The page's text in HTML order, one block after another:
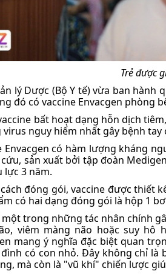
Trẻ được
lý Dược (Bộ Y tế) vừa ban
đó có vaccine Envacgen phòng
bất hoạt dạng hỗn dịch
virus nguy hiểm nhất gây bệnh
Envacgen có hàm lượng kháng
sản xuất bởi tập đoàn
lực 3 năm.
đóng gói, vaccine được thiết
có hai dạng đóng gói là hộp 1
một trong những tác nhân chính
viêm màng não hoặc suy hô
mang ý nghĩa đặc biệt quan
đình có con nhỏ. Đây không chỉ
mà còn là "vũ khí" chiến lược